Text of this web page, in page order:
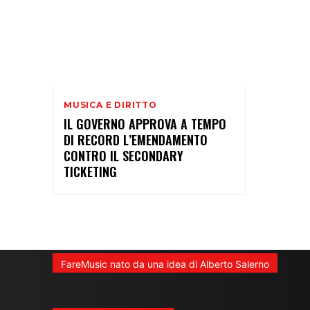
MUSICA E DIRITTO
IL GOVERNO APPROVA A TEMPO
DI RECORD L’EMENDAMENTO
CONTRO IL SECONDARY
TICKETING
FareMusic nato da una idea di Alberto Salerno